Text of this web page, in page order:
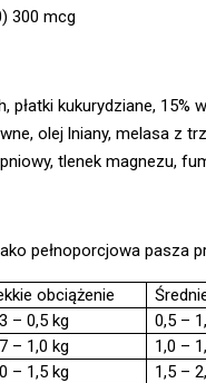
300 mcg
płatki kukurydziane, 15%
olej lniany, melasa z
tlenek magnezu,
pełnoporcjowa pasza
obciążenie
– 0,5 kg 0,5 –
– 1,0 kg 1,0 –
– 1,5 kg 1,5 –